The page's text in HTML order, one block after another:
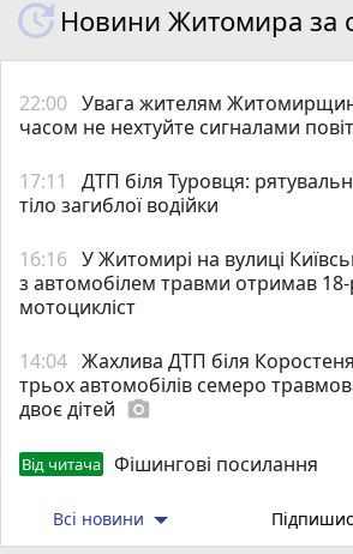
Новини Житомира за
22:00 Увага жителям
часом не нехтуйте сигналами
17:11
ДТП біля Туровця:
тіло загиблої водійки
16:16 У Житомирі на вулиці
з автомобілем травми отримав 18-
мотоцикліст
14:04 Жахлива ДТП біля
трьох автомобілів семеро
двоє дітей photo_camera
Від читача Фішингові посилання
Всі новини